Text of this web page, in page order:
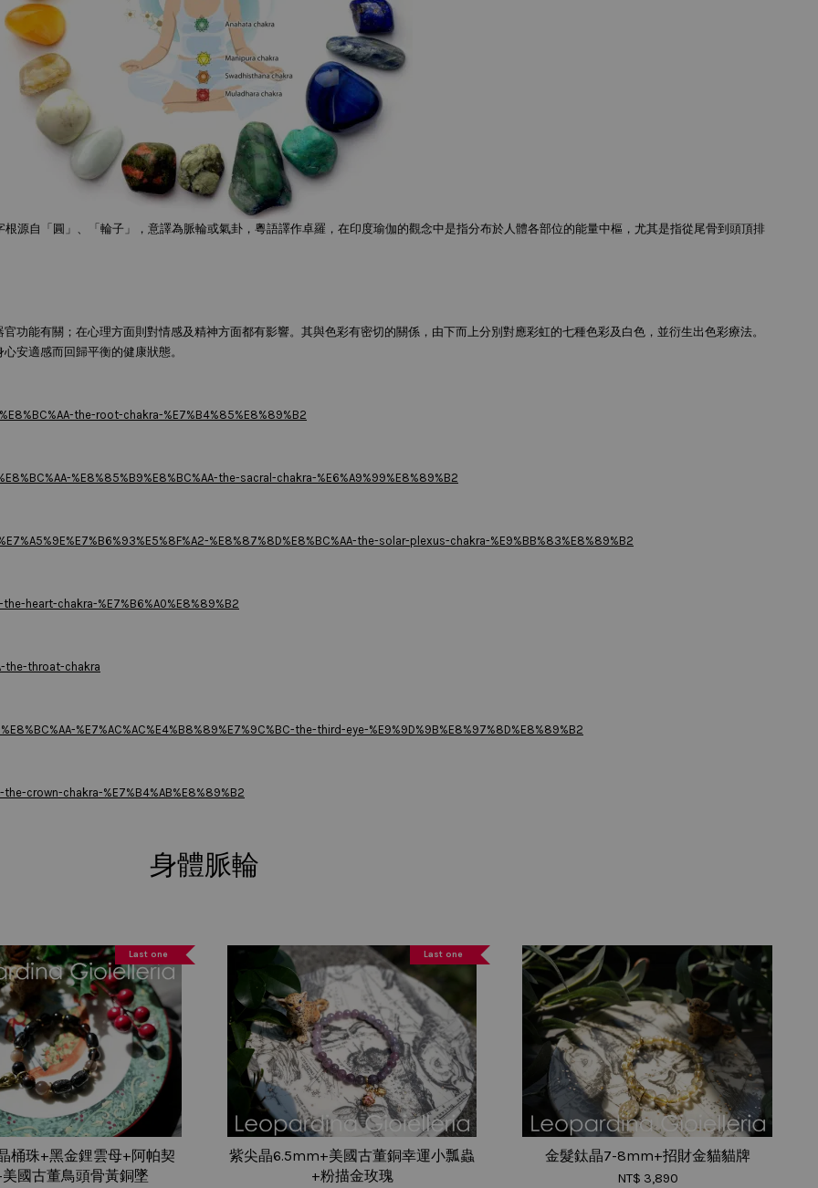
源自「圓」、「輪子」，意譯為脈輪或氣卦，粵語譯作卓羅，在印度瑜伽的觀念中是指分布於人體各部位的能量中樞，尤其是指從尾骨到頭頂排
功能有關；在心理方面則對情感及精神方面都有影響。其與色彩有密切的關係，由下而上分別對應彩虹的七種色彩及白色，並衍生出色彩療法。
安適感而回歸平衡的健康狀態。
the-root-chakra-%E7%B4%85%E8%89%B2
%E8%85%B9%E8%BC%AA-the-sacral-chakra-%E6%A9%99%E8%89%B2
%E8%87%8D%E8%BC%AA-the-solar-plexus-chakra-%E9%BB%83%E8%89%B2
heart-chakra-%E7%B6%A0%E8%89%B2
the-throat-chakra
%E7%AC%AC%E4%B8%89%E7%9C%BC-the-third-eye-%E9%9D%9B%E8%97%8D%E8%89%B2
crown-chakra-%E7%B4%AB%E8%89%B2
身體脈輪
Last one
桶珠+黑金鋰雲母+阿帕契
國古董鳥頭骨黃銅墜
Last one
紫尖晶6.5mm+美國古董銅幸運小瓢蟲
+粉描金玫瑰
金髮鈦晶7-8mm+招財金貓貓牌
NT$ 3,890